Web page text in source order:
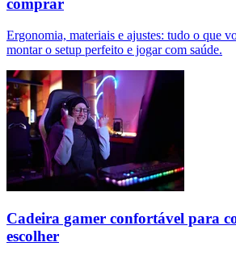
comprar
Ergonomia, materiais e ajustes: tudo o que
montar o setup perfeito e jogar com saúde.
Cadeira gamer confortável para
escolher